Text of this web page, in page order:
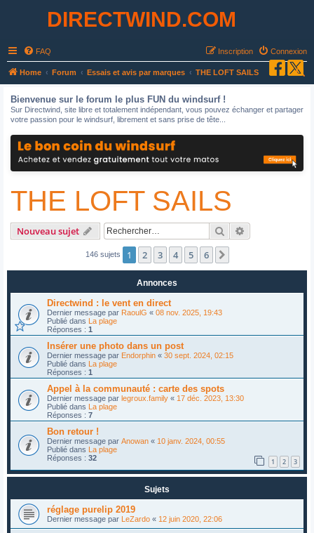
DIRECTWIND.COM
FAQ Connexion
Inscription
Home Forum Essais et avis par marques THE LOFT SAILS
Bienvenue sur le forum le plus FUN du windsurf !
Sur Directwind, site libre et totalement indépendant, vous pouvez échanger et partager
votre passion pour le windsurf, librement et sans prise de tête...
THE LOFT SAILS
Nouveau sujet Rechercher
146 sujets 1 2 3 4 5 6
Annonces
Directwind : le vent en direct
Dernier message par RaoulG « 08 nov. 2025, 19:43
Publié dans La plage
Réponses : 1
Insérer une photo dans un post
Dernier message par Endorphin « 30 sept. 2024, 02:15
Publié dans La plage
Réponses : 1
Appel à la communauté : carte des spots
Dernier message par legroux.family « 17 déc. 2023, 13:30
Publié dans La plage
Réponses : 7
Bon retour !
Dernier message par Anowan « 10 janv. 2024, 00:55
Publié dans La plage
Réponses : 32 1 2 3
Sujets
réglage purelip 2019
Dernier message par LeZardo « 12 juin 2020, 22:06